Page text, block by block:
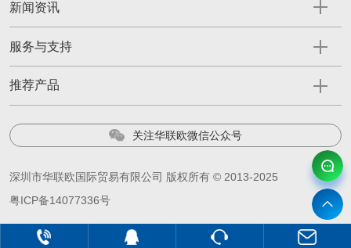
新闻资讯
服务与支持
推荐产品
关注华联欧微信公众号
深圳市华联欧国际贸易有限公司 版权所有 © 2013-2025
粤ICP备14077336号